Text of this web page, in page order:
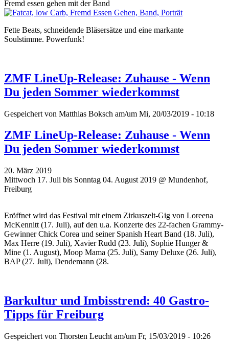
Fremd essen gehen mit der Band
Fette Beats, schneidende Bläsersätze und eine markante
Soulstimme. Powerfunk!
ZMF LineUp-Release: Zuhause - Wenn
Du jeden Sommer wiederkommst
Gespeichert von Matthias Boksch am/um Mi, 20/03/2019 - 10:18
ZMF LineUp-Release: Zuhause - Wenn
Du jeden Sommer wiederkommst
20. März 2019
Mittwoch 17. Juli bis Sonntag 04. August 2019 @ Mundenhof,
Freiburg
Eröffnet wird das Festival mit einem Zirkuszelt-Gig von Loreena
McKennitt (17. Juli), auf den u.a. Konzerte des 22-fachen Grammy-
Gewinner Chick Corea und seiner Spanish Heart Band (18. Juli),
Max Herre (19. Juli), Xavier Rudd (23. Juli), Sophie Hunger &
Mine (1. August), Moop Mama (25. Juli), Samy Deluxe (26. Juli),
BAP (27. Juli), Dendemann (28.
Barkultur und Imbisstrend: 40 Gastro-
Tipps für Freiburg
Gespeichert von Thorsten Leucht am/um Fr, 15/03/2019 - 10:26